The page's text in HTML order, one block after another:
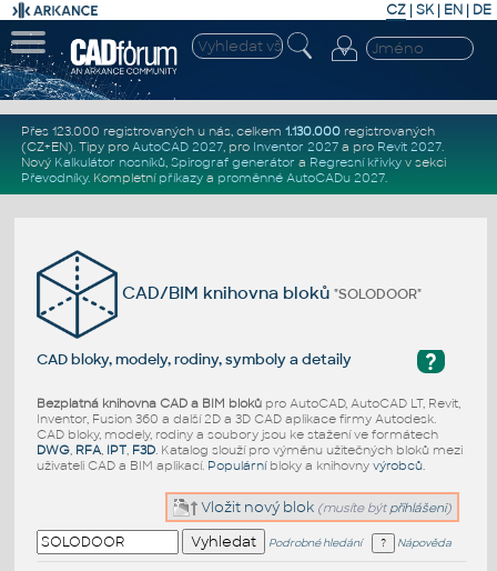
CZ | SK| EN | DE
Přes 123.000 registrovaných u nás, celkem 1.130.000registrovaných
(CZ+EN). Tipy pro AutoCAD 2027, pro Inventor 2027a pro Revit 2027.
Nový Kalkulátor nosníků, Spirograf generátor a Regresní křivkyv sekci
Převodníky. Kompletní příkazya proměnné AutoCADu 2027.
CAD/BIM knihovna bloků"SOLODOOR"
?
CAD bloky, modely, rodiny, symboly a detaily
Bezplatná knihovna CAD a BIM blokůpro AutoCAD, AutoCAD LT, Revit,
Inventor, Fusion 360 a další 2D a 3D CAD aplikace firmy Autodesk.
CAD bloky, modely, rodiny a soubory jsou ke stažení ve formátech
DWG, RFA, IPT, F3D. Katalog slouží pro výměnu užitečných bloků mezi
uživateli CAD a BIM aplikací. Populárníbloky a knihovny výrobců.
Vložit nový blok (musíte být přihlášeni)
Podrobné hledání Nápověda